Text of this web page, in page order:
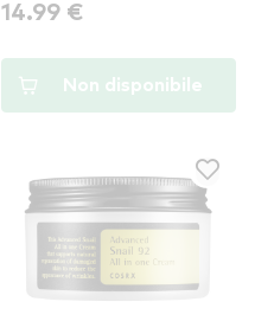
14.99 €
Non disponibile